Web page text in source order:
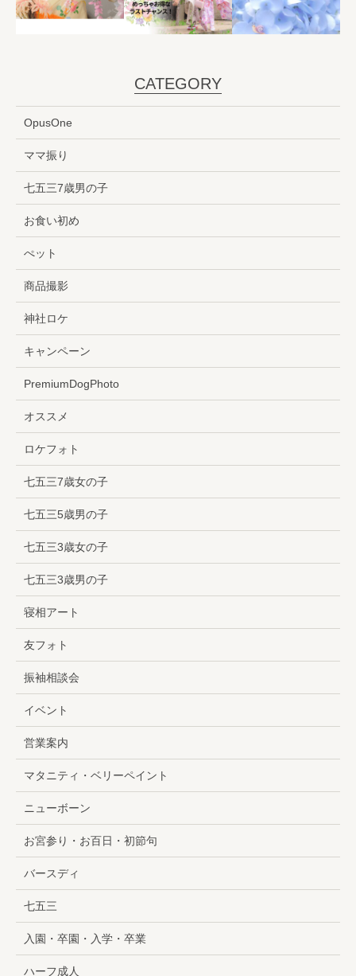
CATEGORY
OpusOne
ママ振り
七五三7歳男の子
お食い初め
ぺット
商品撮影
神社ロケ
キャンペーン
PremiumDogPhoto
オススメ
ロケフォト
七五三7歳女の子
七五三5歳男の子
七五三3歳女の子
七五三3歳男の子
寝相アート
友フォト
振袖相談会
イベント
営業案内
マタニティ・ベリーペイント
ニューボーン
お宮参り・お百日・初節句
バースディ
七五三
入園・卒園・入学・卒業
ハーフ成人